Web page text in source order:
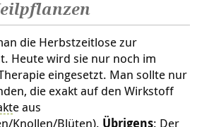
die Herbstzeitlose zur
Heute wird sie nur noch im
eingesetzt. Man sollte nur
die exakt auf den Wirkstoff
e aus
Knollen/Blüten). Übrigens: Der